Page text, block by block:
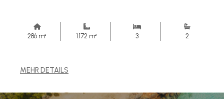
286 m² 1.172 m² 3 2
MEHR DETAILS